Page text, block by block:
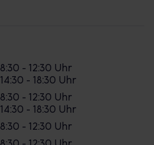
8:30 - 12:30 Uhr
14:30 - 18:30 Uhr
8:30 - 12:30 Uhr
14:30 - 18:30 Uhr
8:30 - 12:30 Uhr